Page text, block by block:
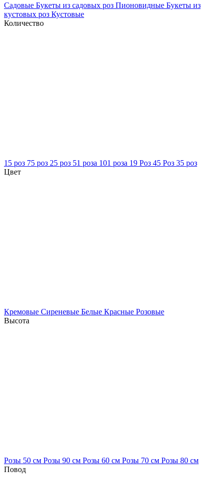
Садовые Букеты из садовых роз Пионовидные Букеты из
кустовых роз Кустовые
Количество
15 роз 75 роз 25 роз 51 роза 101 роза 19 Роз 45 Роз 35 роз
Цвет
Кремовые Сиреневые Белые Красные Розовые
Высота
Розы 50 см Розы 90 см Розы 60 см Розы 70 см Розы 80 см
Повод